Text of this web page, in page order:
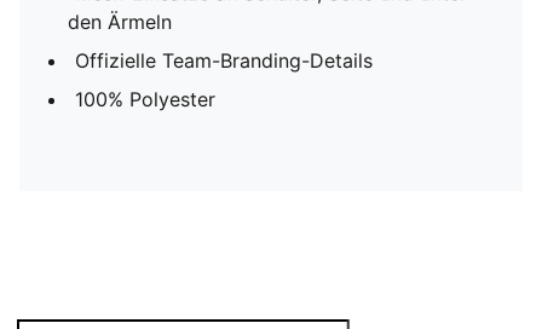
den Ärmeln
Offizielle Team-Branding-Details
100% Polyester